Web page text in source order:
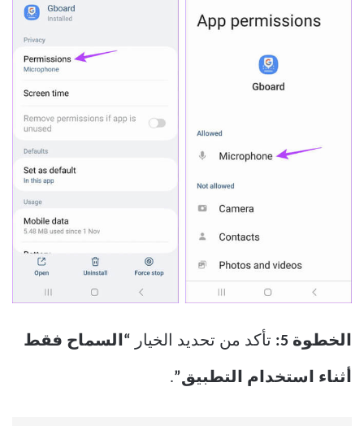
الخطوة 5: تأكد من تحديد الخيار “السماح فقط
أثناء استخدام التطبيق”.